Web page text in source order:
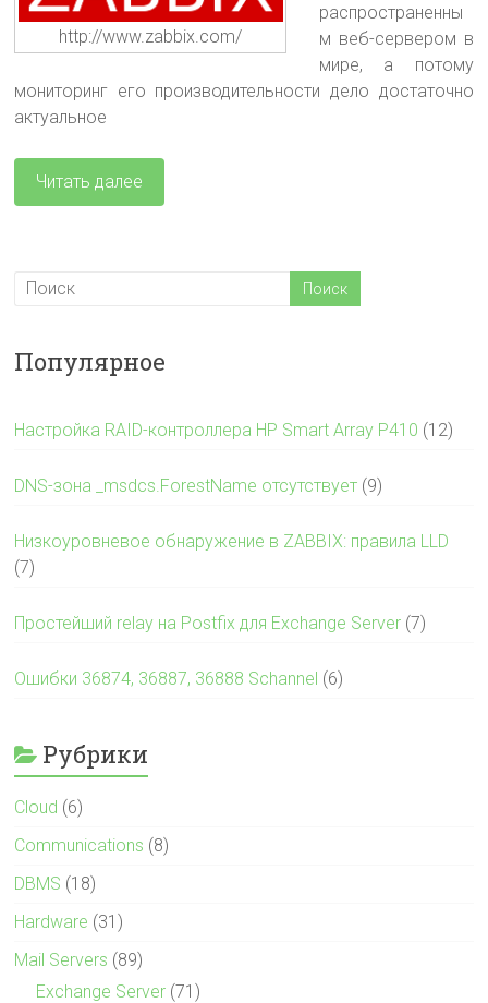
http://www.zabbix.com/
распространенны
м веб-сервером в
мире, а потому
мониторинг его производительности дело достаточно
актуальное
Читать далее
Популярное
Настройка RAID-контроллера HP Smart Array P410 (12)
DNS-зона _msdcs.ForestName отсутствует (9)
Низкоуровневое обнаружение в ZABBIX: правила LLD
(7)
Простейший relay на Postfix для Exchange Server (7)
Ошибки 36874, 36887, 36888 Schannel (6)
Рубрики
Cloud (6)
Communications (8)
DBMS (18)
Hardware (31)
Mail Servers (89)
Exchange Server (71)